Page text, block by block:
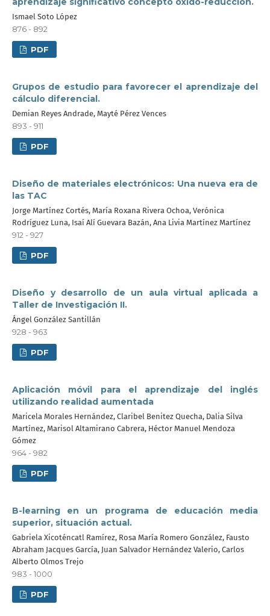
Ismael Soto López
876 - 892
PDF
Grupos de estudio para favorecer el aprendizaje del
cálculo diferencial.
Demian Reyes Andrade, Mayté Pérez Vences
893 - 911
PDF
Diseño de materiales electrónicos: Una nueva era de
las TAC
Jorge Martínez Cortés, María Roxana Rivera Ochoa, Verónica
Rodríguez Luna, Isaí Alí Guevara Bazán, Ana Livia Martínez Martínez
912 - 927
PDF
Diseño y desarrollo de un aula virtual aplicada a
Taller de Investigación II.
Ángel González Santillán
928 - 963
PDF
Aplicación móvil para el aprendizaje del inglés
utilizando realidad aumentada
Maricela Morales Hernández, Claribel Benitez Quecha, Dalia Silva
Martínez, Marisol Altamirano Cabrera, Héctor Manuel Mendoza
Gómez
964 - 982
PDF
B-learning en un programa de educación media
superior, situación actual.
Gabriela Xicoténcatl Ramírez, Rosa María Romero González, Fausto
Abraham Jacques García, Juan Salvador Hernández Valerio, Carlos
Alberto Olmos Trejo
983 - 1000
PDF